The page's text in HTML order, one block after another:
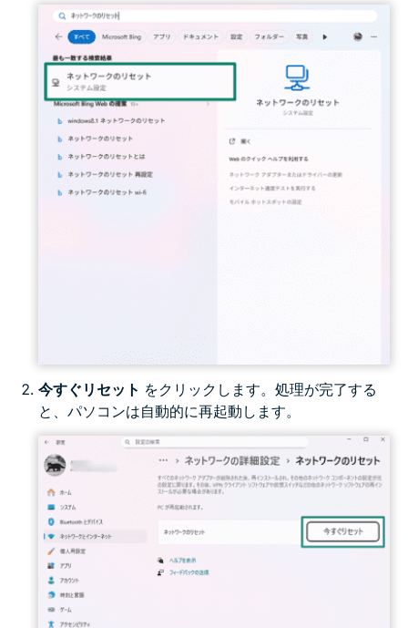
今すぐリセット をクリックします。処理が完了する
と、パソコンは自動的に再起動します。